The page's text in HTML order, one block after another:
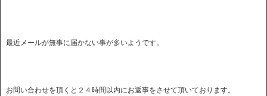
最近メールが無事に届かない事が多いようです。
お問い合わせを頂くと２４時間以内にお返事をさせて頂いております。